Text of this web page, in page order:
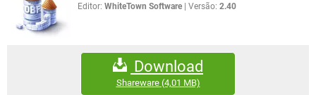
INSTAGRAM GMAIL
GUIA DE COMPRAS
OUTLOOK
JOGOS WHATSAPP
CELULAR
EXCEL
GMAIL
FÓRUM
FACEBOOK
EXCEL
WHATSAPP
Editor: WhiteTown Software Versão: 2.40
Download
Shareware(4,01 MB)